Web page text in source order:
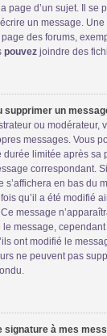
page d’un sujet. Il se
un message.
des forums,
pouvez joindre des
supprimer un
ou modérateur,
messages. Vous
limitée après sa
correspondant.
s’affichera en bas du
qu’il a été modifié
message
message,
ont modifié le
ne peuvent pas
signature à mes